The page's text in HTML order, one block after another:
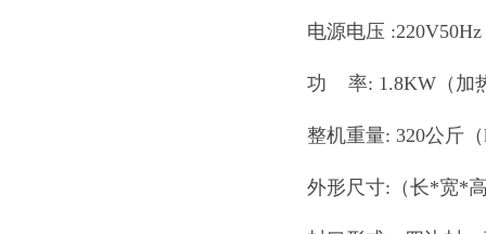
电源电压
功 率: 1.8KW（加
整机重量: 320公斤
外形尺寸:（长*宽*